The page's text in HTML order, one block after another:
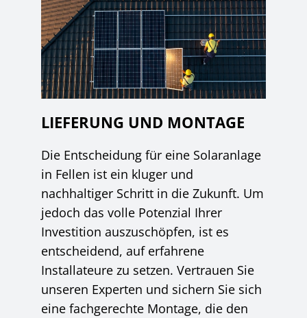
LIEFERUNG UND MONTAGE
Die Entscheidung für eine Solaranlage
in Fellen ist ein kluger und
nachhaltiger Schritt in die Zukunft. Um
jedoch das volle Potenzial Ihrer
Investition auszuschöpfen, ist es
entscheidend, auf erfahrene
Installateure zu setzen. Vertrauen Sie
unseren Experten und sichern Sie sich
eine fachgerechte Montage, die den